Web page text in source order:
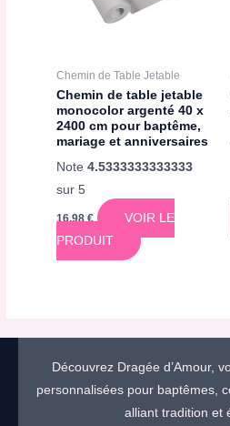
Chemin de Table Jetable
Chemin de table jetable
monocolor argenté 40 x
2400 cm pour baptême,
mariage et anniversaires
Note4.5333333333333
sur 5
16,98€
VOIR LE
PRODUIT
Découvrez Dragée d’Amour,
personnalisées pour baptêmes,
alliant tradition et